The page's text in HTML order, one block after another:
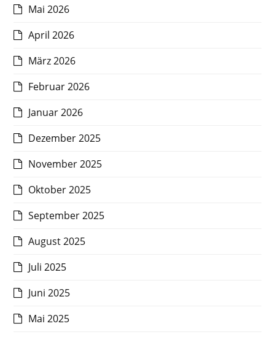
Mai 2026
April 2026
März 2026
Februar 2026
Januar 2026
Dezember 2025
November 2025
Oktober 2025
September 2025
August 2025
Juli 2025
Juni 2025
Mai 2025